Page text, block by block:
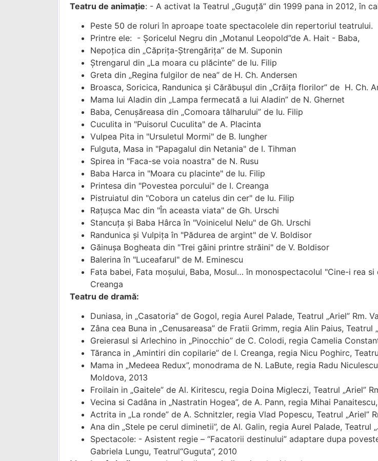
Teatru de animație: - A activat la Teatrul „Guguţă” din 1999 pana in 2012, în
Peste 50 de roluri în aproape toate spectacolele din repertoriul teatrului.
Printre ele: - Şoricelul Negru din „Motanul Leopold”de A. Hait - Baba,
Nepoţica din „Căpriţa-Ştrengăriţa” de M. Suponin
Ştrengarul din „La moara cu plăcinte” de Iu. Filip
Greta din „Regina fulgilor de nea” de H. Ch. Andersen
Broasca, Soricica, Randunica și Cărăbuşul din „Crăiţa florilor” de H. Ch.
Mama lui Aladin din „Lampa fermecată a lui Aladin” de N. Ghernet
Baba, Cenuşăreasa din „Comoara tâlharului” de Iu. Filip
Cuculita in "Puisorul Cuculita" de A. Placinta
Vulpea Pita in "Ursuletul Mormi" de B. Iungher
Fulguta, Masa in "Papagalul din Netania" de I. Tihman
Spirea in "Faca-se voia noastra" de N. Rusu
Baba Harca in "Moara cu placinte" de Iu. Filip
Printesa din "Povestea porcului" de I. Creanga
Pistruiatul din "Cobora un catelus din cer" de Iu. Filip
Rațușca Mac din "În aceasta viata" de Gh. Urschi
Stancuța și Baba Hârca în "Voinicelul Nelu" de Gh. Urschi
Randunica și Vulpița în "Pădurea de argint" de V. Boldisor
Găinușa Bogheata din "Trei găini printre străini" de V. Boldisor
Balerina în "Luceafarul" de M. Eminescu
Fata babei, Fata moșului, Baba, Mosul… în monospectacolul "Cine-i rea
Creanga
Teatru de dramă:
Duniasa, in „Casatoria” de Gogol, regia Aurel Palade, Teatrul „Ariel” Rm.
Zâna cea Buna in „Cenusareasa” de Fratii Grimm, regia Alin Paius, Teatrul
Greierasul si Arlechino in „Pinocchio” de C. Colodi, regia Camelia
Tăranca in „Amintiri din copilarie” de I. Creanga, regia Nicu Poghirc,
Mama in „Medeea Redux”, monodrama de N. LaBute, regia Radu
Moldova, 2013
Froilain in „Gaitele” de Al. Kiritescu, regia Doina Migleczi, Teatrul „Ariel”
Vecina si Cadâna in „Nastratin Hogea”, de A. Pann, regia Mihai
Actrita in „La ronde” de A. Schnitzler, regia Vlad Popescu, Teatrul „Ariel”
Ana din „Stele pe cerul diminetii”, de Al. Galin, regia Aurel Palade, Teatrul
Spectacole: - Asistent regie – “Facatorii destinului” adaptare dupa
Gabriela Lungu, Teatrul“Guguta”, 2010